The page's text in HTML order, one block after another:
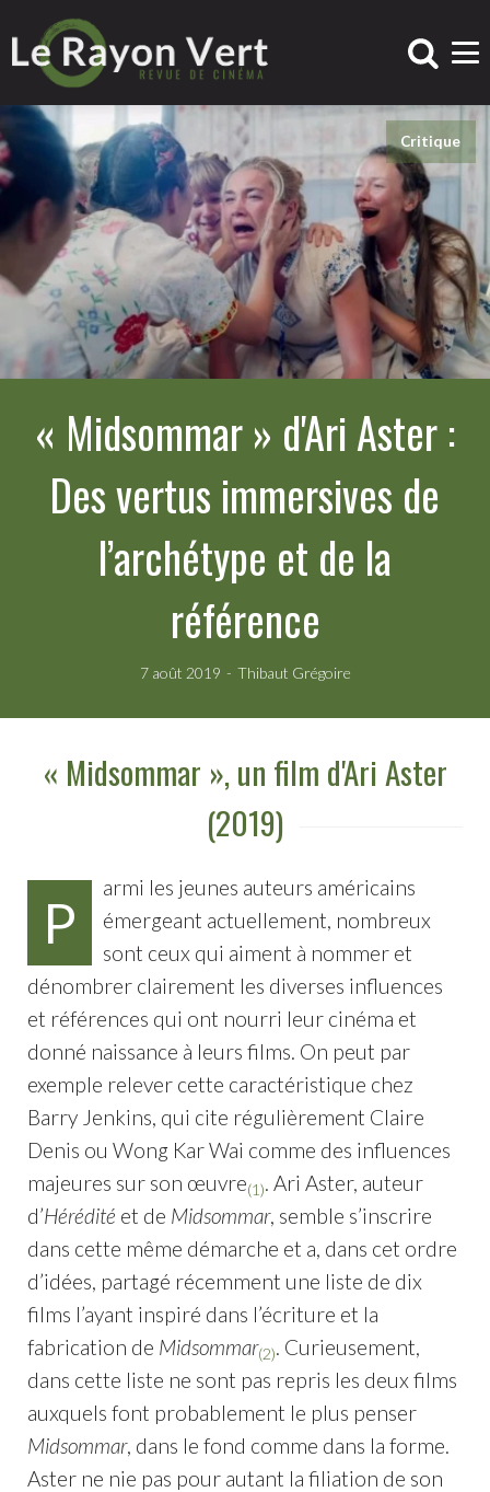
Critique
« Midsommar » d'Ari Aster :
Des vertus immersives de
l’archétype et de la
référence
7 août 2019 Thibaut Grégoire
« Midsommar », un film d'Ari Aster
(2019)
P
armi les jeunes auteurs américains
émergeant actuellement, nombreux
sont ceux qui aiment à nommer et
dénombrer clairement les diverses influences
et références qui ont nourri leur cinéma et
donné naissance à leurs films. On peut par
exemple relever cette caractéristique chez
Barry Jenkins, qui cite régulièrement Claire
Denis ou Wong Kar Wai comme des influences
majeures sur son œuvre(1). Ari Aster, auteur
d’Hérédité et de Midsommar, semble s’inscrire
dans cette même démarche et a, dans cet ordre
d’idées, partagé récemment une liste de dix
films l’ayant inspiré dans l’écriture et la
fabrication de Midsommar(2). Curieusement,
dans cette liste ne sont pas repris les deux films
auxquels font probablement le plus penser
Midsommar, dans le fond comme dans la forme.
Aster ne nie pas pour autant la filiation de son